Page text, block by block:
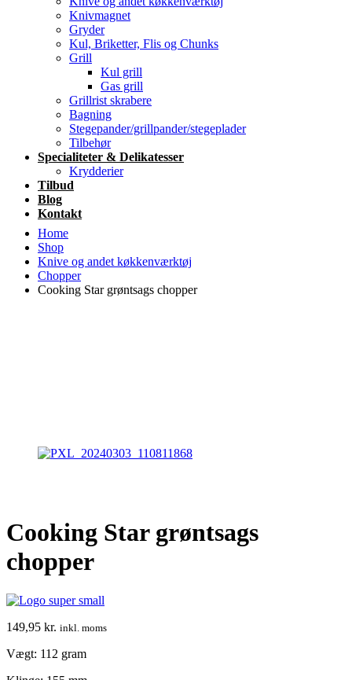
Knivmagnet
Gryder
Kul, Briketter, Flis og Chunks
Grill
Kul grill
Gas grill
Grillrist skrabere
Bagning
Stegepander/grillpander/stegeplader
Tilbehør
Specialiteter & Delikatesser
Krydderier
Tilbud
Blog
Kontakt
Home
Shop
Knive og andet køkkenværktøj
Chopper
Cooking Star grøntsags chopper
Cooking Star grøntsags
chopper
149,95 kr. inkl. moms
Vægt: 112 gram